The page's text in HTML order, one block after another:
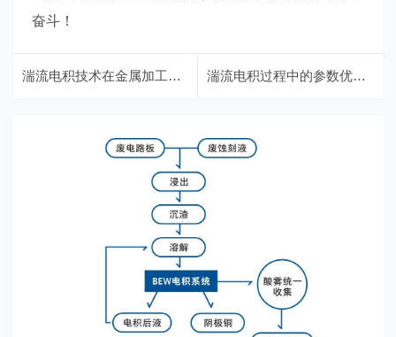
奋斗！
湍流电积技术在金属加工中的应用探讨 湍流电积过程中的参数优化策略分析